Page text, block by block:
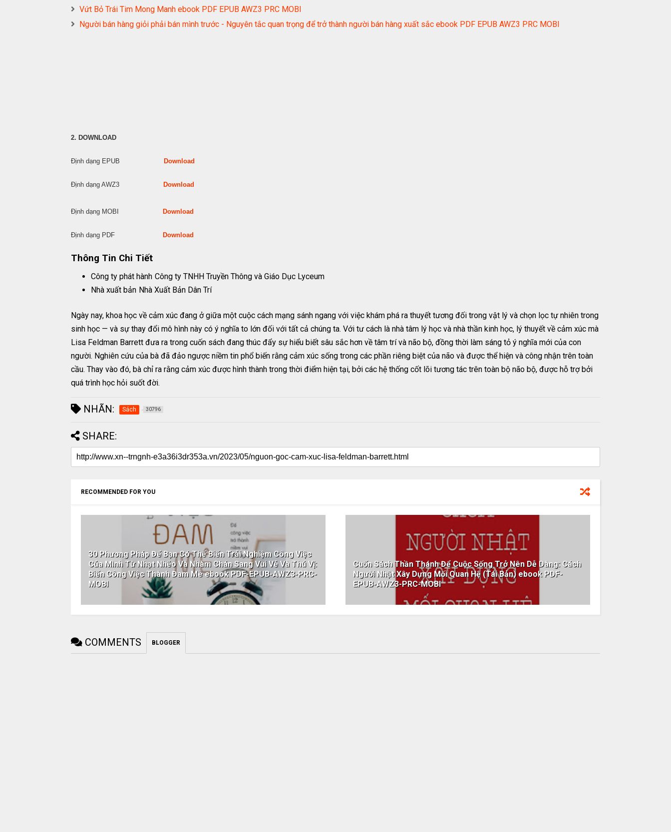
Vứt Bỏ Trái Tim Mong Manh ebook PDF EPUB AWZ3 PRC MOBI
Người bán hàng giỏi phải bán mình trước - Nguyên tắc quan trọng để trở thành người bán hàng xuất sắc ebook PDF EPUB AWZ3 PRC MOBI
2. DOWNLOAD
Định dạng EPUB Download
Định dạng AWZ3 Download
Định dạng MOBI Download
Định dạng PDF Download
Thông Tin Chi Tiết
Công ty phát hành Công ty TNHH Truyền Thông và Giáo Dục Lyceum
Nhà xuất bản Nhà Xuất Bản Dân Trí
Ngày nay, khoa học về cảm xúc đang ở giữa một cuộc cách mạng sánh ngang với việc khám phá ra thuyết tương đối trong vật lý và chọn lọc tự nhiên trong
sinh học — và sự thay đổi mô hình này có ý nghĩa to lớn đối với tất cả chúng ta. Với tư cách là nhà tâm lý học và nhà thần kinh học, lý thuyết về cảm xúc mà
Lisa Feldman Barrett đưa ra trong cuốn sách đang thúc đẩy sự hiểu biết sâu sắc hơn về tâm trí và não bộ, đồng thời làm sáng tỏ ý nghĩa mới của con
người. Nghiên cứu của bà đã đảo ngược niềm tin phổ biến rằng cảm xúc sống trong các phần riêng biệt của não và được thể hiện và công nhận trên toàn
cầu. Thay vào đó, bà chỉ ra rằng cảm xúc được hình thành trong thời điểm hiện tại, bởi các hệ thống cốt lõi tương tác trên toàn bộ não bộ, được hỗ trợ bởi
quá trình học hỏi suốt đời.
NHÃN: Sách 30796
SHARE:
RECOMMENDED FOR YOU
30 Phương Pháp Để Bạn Có Thể Biến Trải Nghiệm Công Việc
Của Mình Từ Nhạt Nhẽo Và Nhàm Chán Sang Vui Vẻ Và Thú Vị:
Biến Công Việc Thành Đam Mê ebook PDF-EPUB-AWZ3-PRC-
MOBI
Cuốn Sách Thần Thánh Để Cuộc Sống Trở Nên Dễ Dàng: Cách
Người Nhật Xây Dựng Mối Quan Hệ (Tái Bản) ebook PDF-
EPUB-AWZ3-PRC-MOBI
COMMENTS BLOGGER